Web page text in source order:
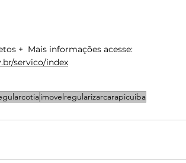
+  Mais informações acesse:
servico/index
imovelregularizarcarapicuiba